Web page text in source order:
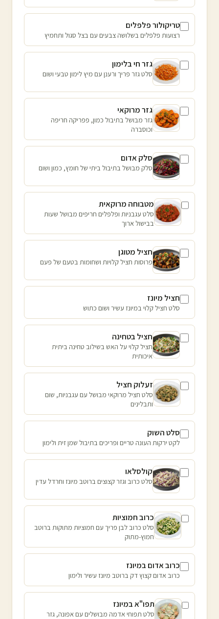
טריקולור פלפלים
רצועות פלפלים בשלושה צבעים עם בצל סגול ותחמיץ
גזר חי בלימון
סלט גזר פריך ורענן עם מיץ לימון טבעי ושום
גזר מרוקאי
גזר מבושל בתיבול כמון, פפריקה חריפה
וכוסברה
סלק אדום
סלק מבושל בתיבול ביתי של חומץ, כמון ושום
מטבוחה מרוקאית
סלט עגבניות ופלפלים חריפים מבושל שעות
בבישול ארוך
חציל מטוגן
פרוסות חציל קלויות ושחומות בטעם של פעם
חציל מיונז
סלט חציל קלוי במיונז עשיר ושום כתוש
חציל בטחינה
חציל קלוי על האש בשילוב טחינה ביתית
איכותית
זעלוק חציל
סלט חציל מרוקאי מבושל עם עגבניות, שום
ותבלינים
סלט השוק
לקט ירקות העונה טריים ופריכים בתיבול שמן זית ולימון
קולסלאו
סלט כרוב וגזר קצוצים ברוטב מיונז וחרדל עדין
כרוב חמוציות
סלט כרוב לבן פריך עם חמוציות מתוקות ברוטב
חמוץ-מתוק
כרוב אדום במיונז
כרוב אדום קצוץ דק ברוטב מיונז עשיר ולימון
תפו"א במיונז
סלט תפוחי אדמה מבושלים עם אפונה, גזר